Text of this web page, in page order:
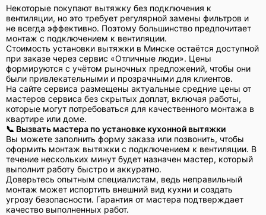
Некоторые покупают вытяжку без подключения к
вентиляции, но это требует регулярной замены фильтров и
не всегда эффективно. Поэтому большинство предпочитает
монтаж с подключением к вентиляции.
Стоимость установки вытяжки в Минске остаётся доступной
при заказе через сервис «Отличные люди». Цены
формируются с учётом рыночных предложений, чтобы они
были привлекательными и прозрачными для клиентов.
На сайте сервиса размещены актуальные средние цены от
мастеров сервиса без скрытых доплат, включая работы,
которые могут потребоваться для качественного монтажа в
квартире или доме.
📞 Вызвать мастера по установке кухонной вытяжки
Вы можете заполнить форму заказа или позвонить, чтобы
оформить монтаж вытяжки с подключением к вентиляции. В
течение нескольких минут будет назначен мастер, который
выполнит работу быстро и аккуратно.
Доверьтесь опытным специалистам, ведь неправильный
монтаж может испортить внешний вид кухни и создать
угрозу безопасности. Гарантия от мастера подтверждает
качество выполненных работ.